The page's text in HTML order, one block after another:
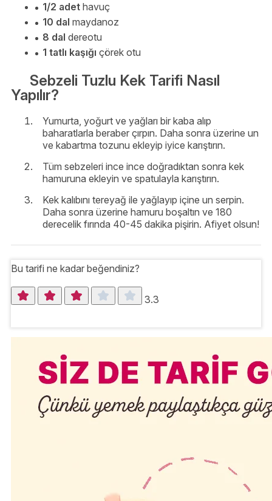
1/2 adet havuç
10 dal maydanoz
8 dal dereotu
1 tatlı kaşığı çörek otu
Sebzeli Tuzlu Kek Tarifi Nasıl
Yapılır?
Yumurta, yoğurt ve yağları bir kaba alıp
baharatlarla beraber çırpın. Daha sonra üzerine un
ve kabartma tozunu ekleyip iyice karıştırın.
Tüm sebzeleri ince ince doğradıktan sonra kek
hamuruna ekleyin ve spatulayla karıştırın.
Kek kalıbını tereyağ ile yağlayıp içine un serpin.
Daha sonra üzerine hamuru boşaltın ve 180
derecelik fırında 40-45 dakika pişirin. Afiyet olsun!
Bu tarifi ne kadar beğendiniz?
3.3